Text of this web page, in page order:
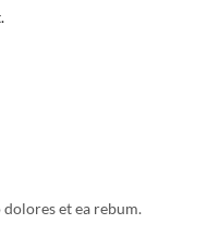
et ea rebum.